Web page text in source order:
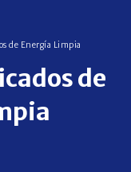
de Energía Limpia
de